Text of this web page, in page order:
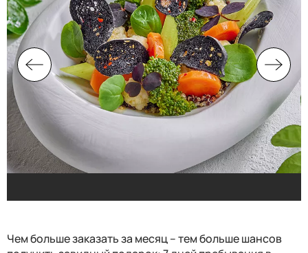
Чем больше заказать за месяц – тем больше шансов